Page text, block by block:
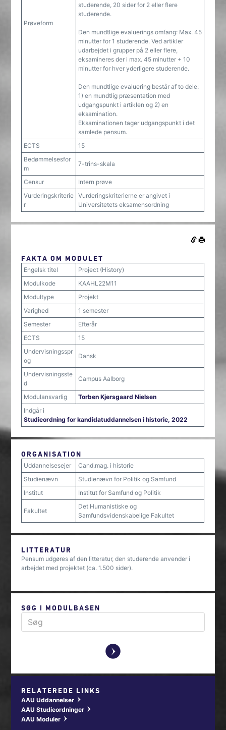
Prøveform
studerende, 20 sider for 2 eller flere
studerende.
Den mundtlige evaluerings omfang: Max. 45
minutter for 1 studerende. Ved artikler
udarbejdet i grupper på 2 eller flere,
eksamineres der i max. 45 minutter + 10
minutter for hver yderligere studerende.
Den mundtlige evaluering består af to dele:
1) en mundtlig præsentation med
udgangspunkt i artiklen og 2) en
eksamination.
Eksaminationen tager udgangspunkt i det
samlede pensum.
ECTS
15
Bedømmelsesfor
m
7-trins-skala
Censur
Intern prøve
Vurderingskriterie
r
Vurderingskriterierne er angivet i
Universitetets eksamensordning
FAKTA OM MODULET
Engelsk titel
Project (History)
Modulkode
KAAHL22M11
Modultype
Projekt
Varighed
1 semester
Semester
Efterår
ECTS
15
Undervisningsspr
og
Dansk
Undervisningsste
d
Campus Aalborg
Modulansvarlig
Torben Kjersgaard Nielsen
Indgår i
Studieordning for kandidatuddannelsen i historie, 2022
ORGANISATION
Uddannelsesejer
Cand.mag. i historie
Studienævn
Studienævn for Politik og Samfund
Institut
Institut for Samfund og Politik
Fakultet
Det Humanistiske og
Samfundsvidenskabelige Fakultet
LITTERATUR
Pensum udgøres af den litteratur, den studerende anvender i
arbejdet med projektet (ca. 1.500 sider).
SØG I MODULBASEN
y
RELATEREDE LINKS
AAU Uddannelser w
AAU Studieordninger w
AAU Moduler w